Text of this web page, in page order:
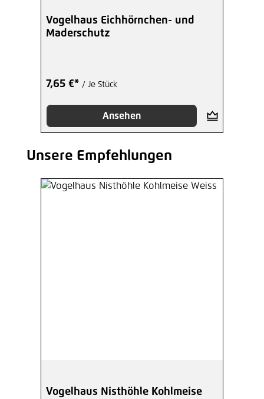
Vogelhaus Eichhörnchen- und
Maderschutz
7,65 €* / Je Stück
Ansehen
Produktgalerie überspringen
Unsere Empfehlungen
Vogelhaus Nisthöhle Kohlmeise